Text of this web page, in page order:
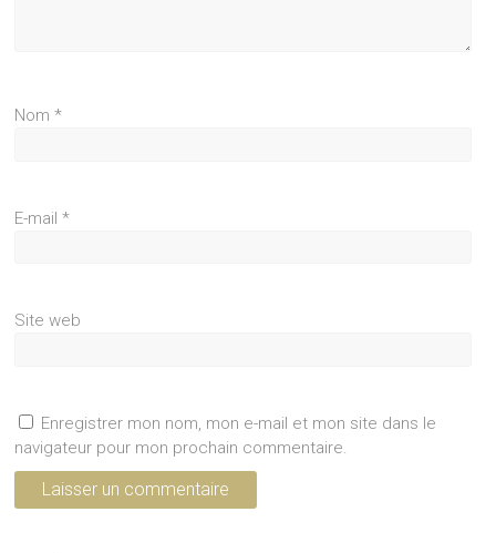
Nom*
E-mail*
Site web
Enregistrer mon nom, mon e-mail et mon site dans le
navigateur pour mon prochain commentaire.